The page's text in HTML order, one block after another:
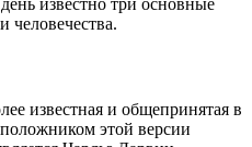
известно три основные
человечества.
известная и общепринятая в
этой версии